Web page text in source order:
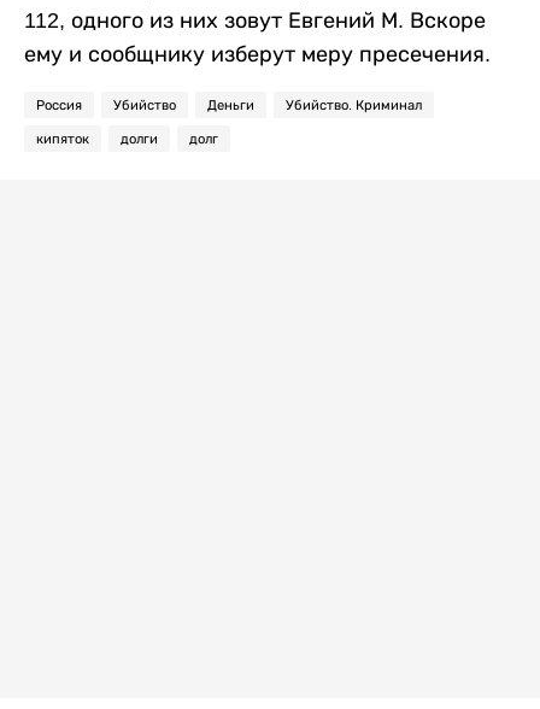
112, одного из них зовут Евгений М. Вскоре
ему и сообщнику изберут меру пресечения.
Россия Убийство Деньги Убийство. Криминал
кипяток долги долг